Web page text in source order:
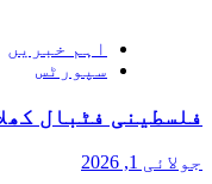
اہم خبریں
سپورٹس
فلسطینی فٹبال
جولائی 1, 2026